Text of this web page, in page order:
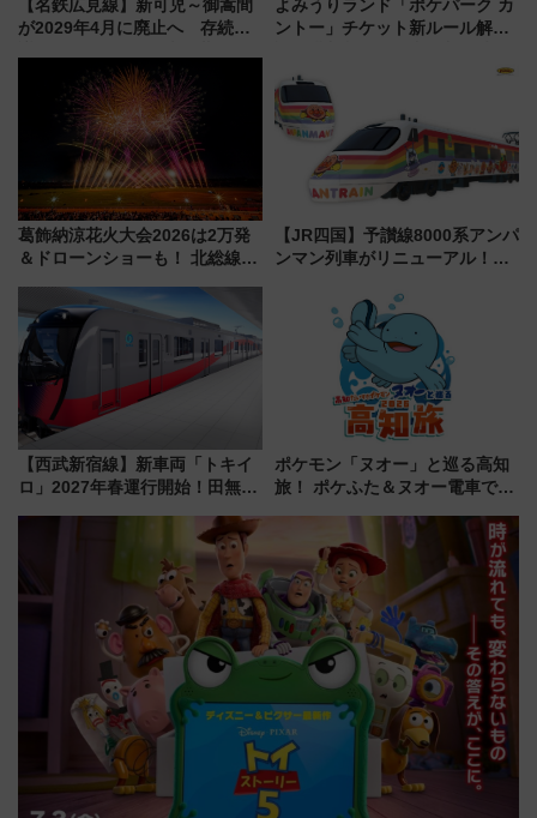
【名鉄広見線】新可児～御嵩間
が2029年4月に廃止へ 存続協
よみうりランド「ポケパーク カ
ントー」チケット新ルール解
本人確認が11月スタート
葛飾納涼花火大会2026は2万発
＆ドローンショーも！ 北総線を
車、観覧スポット情報と周辺観
光まとめ（7/28開催）
【JR四国】予讃線8000系アンパ
ンマン列車がリニューアル！内
今年12月
【西武新宿線】新車両「トキイ
ロ」2027年春運行開始！田無・
ポケモン「ヌオー」と巡る高知
旅！ ポケふた＆ヌオー電車で楽
路の絶景と絶品グルメを満喫！
（7月18日スタート）